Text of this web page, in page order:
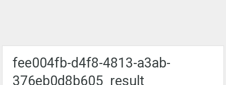
fee004fb-d4f8-4813-a3ab-
376eb0d8b605_result